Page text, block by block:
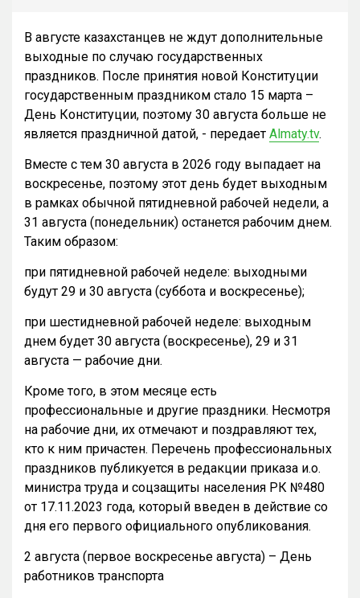
В августе казахстанцев не ждут дополнительные
выходные по случаю государственных
праздников. После принятия новой Конституции
государственным праздником стало 15 марта –
День Конституции, поэтому 30 августа больше не
является праздничной датой, - передает Almaty.tv.
Вместе с тем 30 августа в 2026 году выпадает на
воскресенье, поэтому этот день будет выходным
в рамках обычной пятидневной рабочей недели, а
31 августа (понедельник) останется рабочим днем.
Таким образом:
при пятидневной рабочей неделе: выходными
будут 29 и 30 августа (суббота и воскресенье);
при шестидневной рабочей неделе: выходным
днем будет 30 августа (воскресенье), 29 и 31
августа — рабочие дни.
Кроме того, в этом месяце есть
профессиональные и другие праздники. Несмотря
на рабочие дни, их отмечают и поздравляют тех,
кто к ним причастен. Перечень профессиональных
праздников публикуется в редакции приказа и.о.
министра труда и соцзащиты населения РК №480
от 17.11.2023 года, который введен в действие со
дня его первого официального опубликования.
2 августа (первое воскресенье августа) – День
работников транспорта